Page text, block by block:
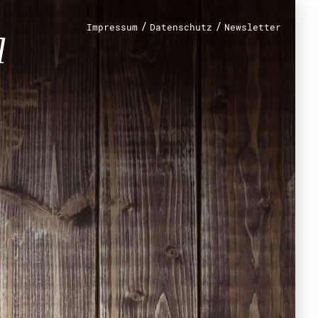
Impressum / Datenschutz / Newsletter